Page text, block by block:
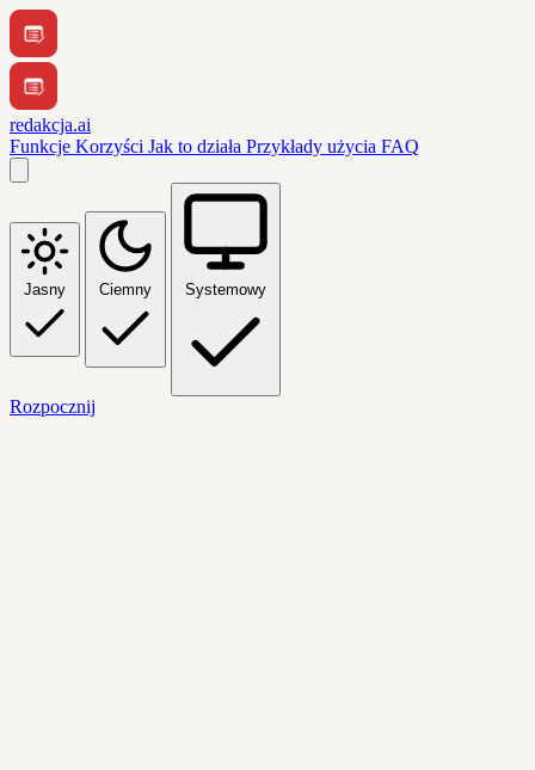
redakcja.ai
Funkcje Korzyści Jak to działa Przykłady użycia FAQ
Jasny Ciemny Systemowy
Rozpocznij